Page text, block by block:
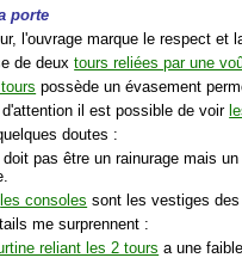
porte
l'ouvrage marque le respect et
de deuxtours reliées par une
possède un évasement
il est possible de voir
doutes :
doit pas être un rainurage mais
les consoles sont les vestiges
me surprennent :
reliant les 2 tours a une